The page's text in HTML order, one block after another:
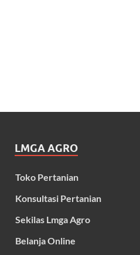
LMGA AGRO
Toko Pertanian
Konsultasi Pertanian
Sekilas Lmga Agro
Belanja Online